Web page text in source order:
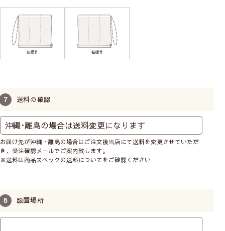
ルに取付けます。製品幅は
レールの幅から左右2cmず
つマイナスです。カーテン
シェードの取付け方法
サイズの測り方
送料の確認
お届け先が沖縄・離島の場合はご注文後当店にて送料を変更させていただ
き、受注確認メールでご案内致します。
※送料は商品スペックの送料についてをご確認ください
設置場所